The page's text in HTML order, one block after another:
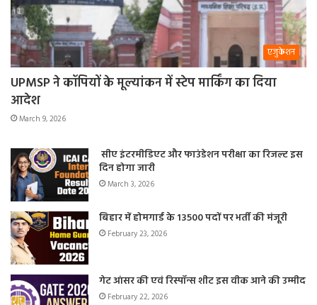
एजुकेशन
UPMSP ने कॉपियों के मूल्यांकन में स्टेप मार्किंग का दिया
आदेश
March 9, 2026
सीए इंटरमीडिएट और फाउंडेशन परीक्षा का रिजल्ट इस
दिन होगा जारी
March 3, 2026
बिहार में होमगार्ड के 13500 पदों पर भर्ती की मंजूरी
February 23, 2026
गेट आंसर की एवं रिस्पॉन्स शीट इस वीक आने की उम्मीद
February 22, 2026